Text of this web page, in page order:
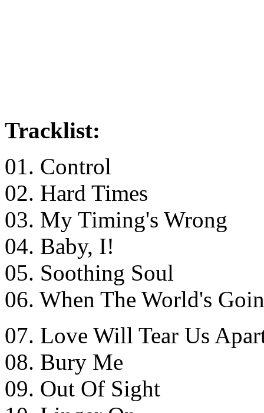
Tracklist:
01. Control
02. Hard Times
03. My Timing's Wrong
04. Baby, I!
05. Soothing Soul
06. When The World's
07. Love Will Tear Us
08. Bury Me
09. Out Of Sight